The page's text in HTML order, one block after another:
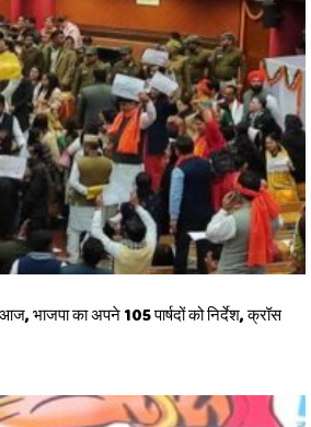
भाजपा का अपने 105 पार्षदों को निर्देश, क्रॉस